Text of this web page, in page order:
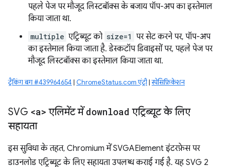
पहले पेज पर मौजूद लिस्टबॉक्स के बजाय पॉप-अप का इस्तेमाल
किया जाता था.
multiple एट्रिब्यूट को size=1 पर सेट करने पर, पॉप-अप
का इस्तेमाल किया जाता है. डेस्कटॉप डिवाइसों पर, पहले पेज पर
मौजूद लिस्टबॉक्स का इस्तेमाल किया जाता था.
ट्रैकिंग बग #439964654 | ChromeStatus.com एंट्री|स्पेसिफ़िकेशन
SVG <a> एलिमेंट मेंdownload एट्रिब्यूट के लिए
सहायता
इस सुविधा के तहत, Chromium में SVGAElement इंटरफ़ेस पर
डाउनलोड एट्रिब्यूट के लिए सहायता उपलब्ध कराई गई है. यह SVG 2